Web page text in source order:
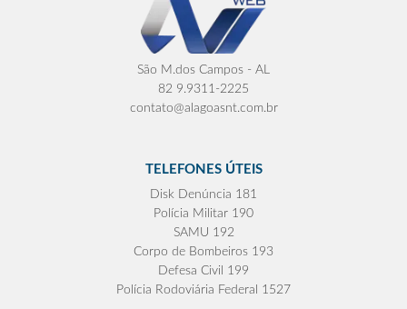
São M.dos Campos - AL
82 9.9311-2225
contato@alagoasnt.com.br
TELEFONES ÚTEIS
Disk Denúncia 181
Polícia Militar 190
SAMU 192
Corpo de Bombeiros 193
Defesa Civil 199
Polícia Rodoviária Federal 1527